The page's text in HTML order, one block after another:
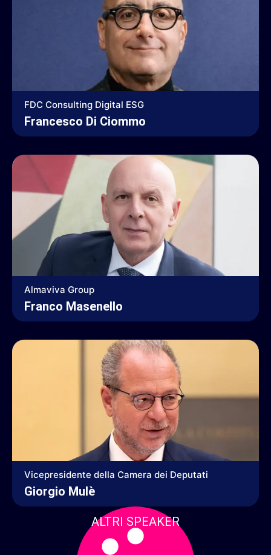
FDC Consulting Digital ESG
Francesco Di Ciommo
Almaviva Group
Franco Masenello
Vicepresidente della Camera dei Deputati
Giorgio Mulè
ALTRI SPEAKER